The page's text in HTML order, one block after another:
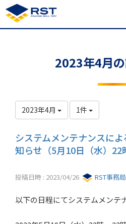
2023年4月
2023年4月 1件
システムメンテナンスに
知らせ（5月10日（水）22
投稿日時 : 2023/04/26 RST事務局
以下の日程にてシステムメンテ